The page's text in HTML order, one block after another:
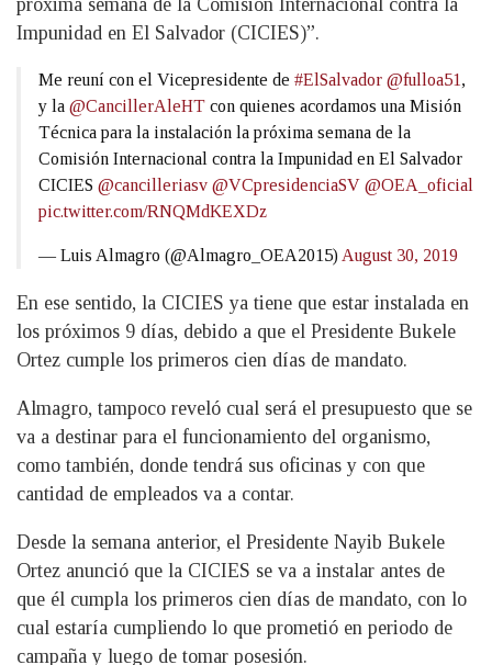
próxima semana de la Comisión Internacional contra la
Impunidad en El Salvador (CICIES)”.
Me reuní con el Vicepresidente de #ElSalvador @fulloa51,
y la @CancillerAleHT con quienes acordamos una Misión
Técnica para la instalación la próxima semana de la
Comisión Internacional contra la Impunidad en El Salvador
CICIES @cancilleriasv @VCpresidenciaSV @OEA_oficial
pic.twitter.com/RNQMdKEXDz
— Luis Almagro (@Almagro_OEA2015) August 30, 2019
En ese sentido, la CICIES ya tiene que estar instalada en
los próximos 9 días, debido a que el Presidente Bukele
Ortez cumple los primeros cien días de mandato.
Almagro, tampoco reveló cual será el presupuesto que se
va a destinar para el funcionamiento del organismo,
como también, donde tendrá sus oficinas y con que
cantidad de empleados va a contar.
Desde la semana anterior, el Presidente Nayib Bukele
Ortez anunció que la CICIES se va a instalar antes de
que él cumpla los primeros cien días de mandato, con lo
cual estaría cumpliendo lo que prometió en periodo de
campaña y luego de tomar posesión.